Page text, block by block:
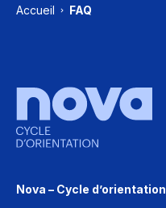
Accueil FAQ
Nova – Cycle d’orientation